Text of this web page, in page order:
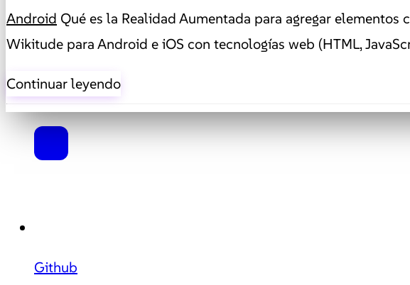
Android Qué es la Realidad Aumentada para agregar
Wikitude para Android e iOS con tecnologías web (HTML,
Continuar leyendo
Github